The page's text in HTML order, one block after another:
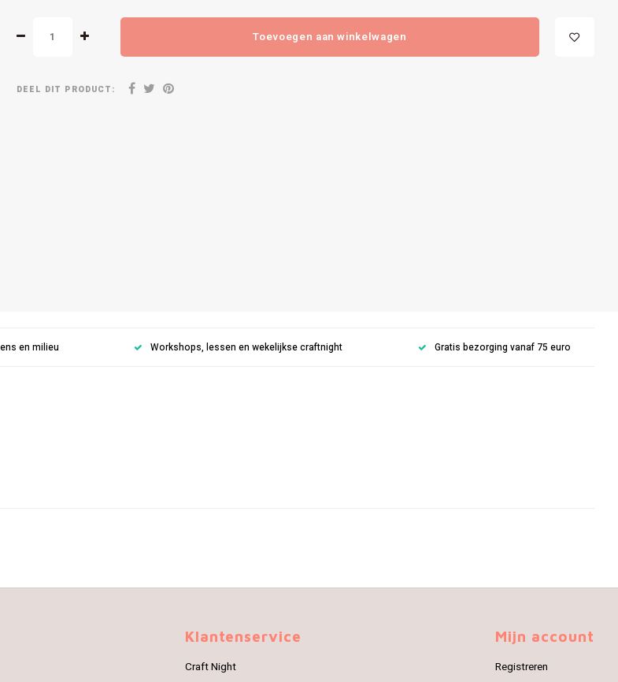
Toevoegen aan winkelwagen
DEEL DIT PRODUCT:
en milieu Workshops, lessen en wekelijkse craftnight Gratis bezorging vanaf 75 euro
Klantenservice
Craft Night
Mijn account
Registreren